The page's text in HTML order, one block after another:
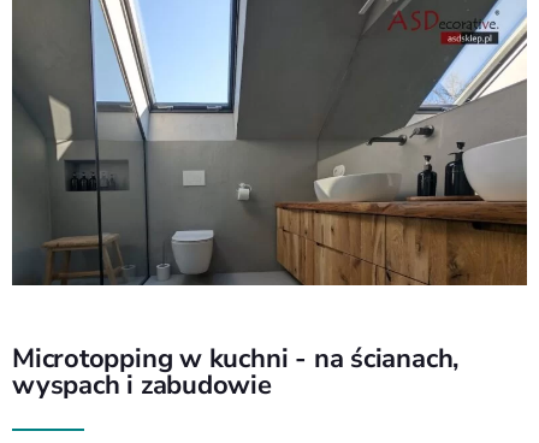
Microtopping w kuchni - na ścianach,
wyspach i zabudowie